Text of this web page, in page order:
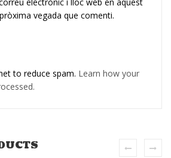
vegada que comenti.
to reduce spam. Learn how your